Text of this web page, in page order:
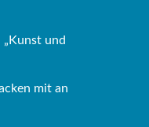
„Kunst und
mit an